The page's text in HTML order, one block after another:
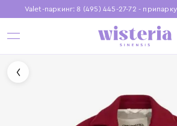
Valet-паркинг: 8 (495) 445-27-72 -
Бесплатная доставка при заказе
Установите приложение, чтобы покупки